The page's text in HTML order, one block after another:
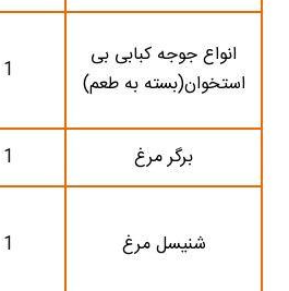
انواع جوجه کبابی بی
استخوان(بسته به طعم)
1
برگر مرغ
1
شنیسل مرغ 1